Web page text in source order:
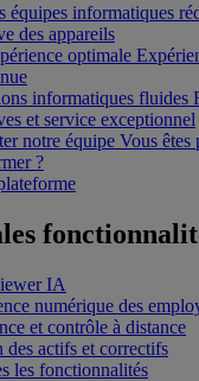
équipes informatiques
des appareils
optimale
informatiques fluides
et service exceptionnel
notre équipe Vous êtes
?
IA
numérique des
et contrôle à distance
des actifs et correctifs
les fonctionnalités